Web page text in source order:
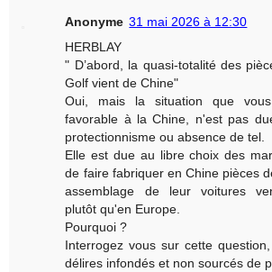
Anonyme 31 mai 2026 à 12:30
HERBLAY
" D’abord, la quasi-totalité des
Golf vient de Chine"
Oui, mais la situation que
favorable à la Chine, n'est pas
protectionnisme ou absence de tel.
Elle est due au libre choix des
de faire fabriquer en Chine pièces
assemblage de leur voitures
plutôt qu'en Europe.
Pourquoi ?
Interrogez vous sur cette
délires infondés et non sourcés de